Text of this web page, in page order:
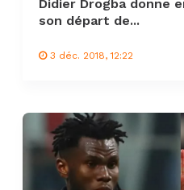
Didier Drogba donne
son départ de...
3 déc. 2018, 12:22